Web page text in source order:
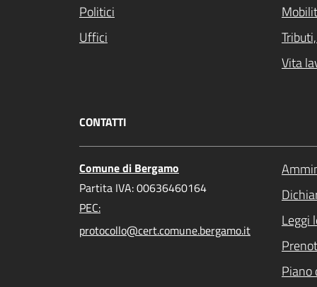
Politici
Uffici
Vita
CONTATTI
Comune di Bergamo
Partita IVA: 00636460164
PEC:
protocollo@cert.comune.bergamo.it
Leggi
Piano